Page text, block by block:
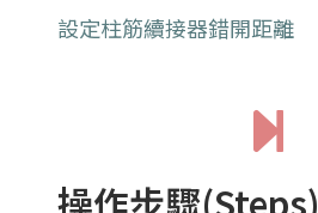
設定柱筋續接器錯開距離